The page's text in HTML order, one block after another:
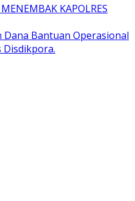
KAPOLRES
Dana Bantuan Operasional
Disdikpora.